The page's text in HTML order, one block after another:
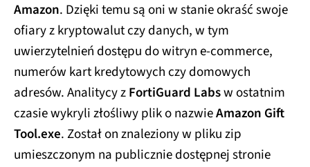
Amazon. Dzięki temu są oni w stanie okraść swoje
ofiary z kryptowalut czy danych, w tym
uwierzytelnień dostępu do witryn e-commerce,
numerów kart kredytowych czy domowych
adresów. Analitycy zFortiGuard Labsw ostatnim
czasie wykryli złośliwy plik o nazwieAmazon Gift
Tool.exe. Został on znaleziony w pliku zip
umieszczonym na publicznie dostępnej stronie